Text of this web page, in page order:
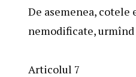
De asemenea,
nemodificate,
Articolul 7